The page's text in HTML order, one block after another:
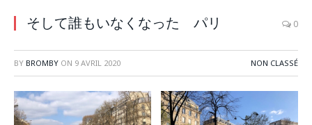
そして誰もいなくなった パリ 0
BY BROMBY ON 9 AVRIL 2020 NON CLASSÉ